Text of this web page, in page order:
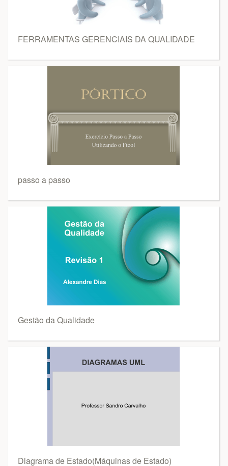
FERRAMENTAS GERENCIAIS DA QUALIDADE
passo a passo
Gestão da Qualidade
Diagrama de Estado(Máquinas de Estado)